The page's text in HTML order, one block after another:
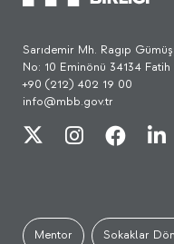
Sarıdemir Mh. Ragıp
No: 10 Eminönü 34134
+90 (212) 402 19 00
info@mbb.gov.tr
Mentor Sokaklar